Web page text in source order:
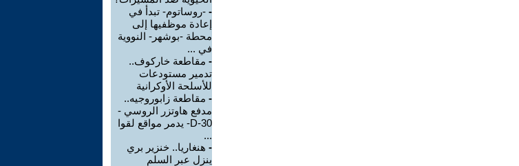
- -روساتوم- تبدأ في
إعادة موظفيها إلى
محطة -بوشهر- النووية
في ...
- مقاطعة خاركوف..
تدمير مستودعات
للأسلحة الأوكرانية
- مقاطعة زابوروجيه..
مدفع هاوتزر الروسي -
D-30- يدمر مواقع لقوا
...
- هنغاريا.. خنزير بري
ينزل عبر السلم